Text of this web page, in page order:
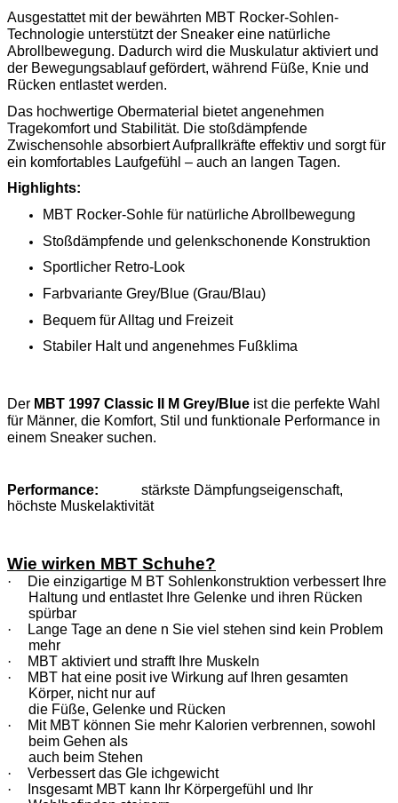
Ausgestattet mit der bewährten MBT Rocker-Sohlen-
Technologie unterstützt der Sneaker eine natürliche
Abrollbewegung. Dadurch wird die Muskulatur aktiviert und
der Bewegungsablauf gefördert, während Füße, Knie und
Rücken entlastet werden.
Das hochwertige Obermaterial bietet angenehmen
Tragekomfort und Stabilität. Die stoßdämpfende
Zwischensohle absorbiert Aufprallkräfte effektiv und sorgt für
ein komfortables Laufgefühl – auch an langen Tagen.
Highlights:
MBT Rocker-Sohle für natürliche Abrollbewegung
Stoßdämpfende und gelenkschonende Konstruktion
Sportlicher Retro-Look
Farbvariante Grey/Blue (Grau/Blau)
Bequem für Alltag und Freizeit
Stabiler Halt und angenehmes Fußklima
Der MBT 1997 Classic II M Grey/Blue ist die perfekte Wahl
für Männer, die Komfort, Stil und funktionale Performance in
einem Sneaker suchen.
Performance:
stärkste Dämpfungseigenschaft,
höchste Muskelaktivität
Wie wirken MBT Schuhe?
·
Die einzigartige M BT Sohlenkonstruktion verbessert Ihre
Haltung und entlastet Ihre Gelenke und ihren Rücken
spürbar
·
Lange Tage an dene n Sie viel stehen sind kein Problem
mehr
·
MBT aktiviert und strafft Ihre Muskeln
·
MBT hat eine posit ive Wirkung auf Ihren gesamten
Körper, nicht nur auf
die Füße, Gelenke und Rücken
·
Mit MBT können Sie mehr Kalorien verbrennen, sowohl
beim Gehen als
auch beim Stehen
·
Verbessert das Gle ichgewicht
·
Insgesamt MBT kann Ihr Körpergefühl und Ihr